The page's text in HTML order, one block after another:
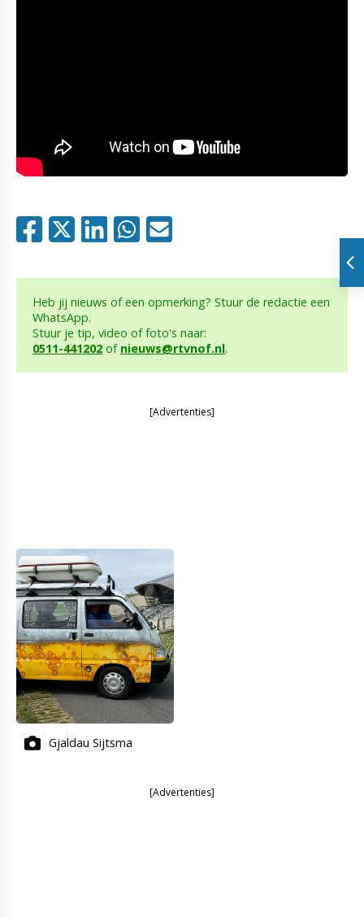
Heb jij nieuws of een opmerking? Stuur de redactie een
WhatsApp.
Stuur je tip, video of foto's naar:
0511-441202 of nieuws@rtvnof.nl.
[Advertenties]
Gjaldau Sijtsma
[Advertenties]